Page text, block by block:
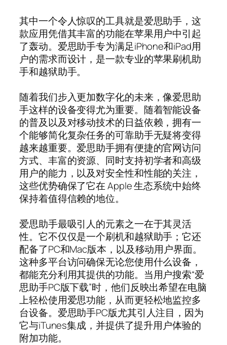
其中一个令人惊叹的工具就是爱思助手，这
款应用凭借其丰富的功能在苹果用户中引起
了轰动。爱思助手专为满足iPhone和iPad用
户的需求而设计，是一款专业的苹果刷机助
手和越狱助手。
随着我们步入更加数字化的未来，像爱思助
手这样的设备变得尤为重要。随着智能设备
的普及以及对移动技术的日益依赖，拥有一
个能够简化复杂任务的可靠助手无疑将变得
越来越重要。爱思助手拥有便捷的官网访问
方式、丰富的资源、同时支持初学者和高级
用户的能力，以及对安全性和性能的关注，
这些优势确保了它在 Apple 生态系统中始终
保持着值得信赖的地位。
爱思助手最吸引人的元素之一在于其灵活
性。它不仅仅是一个刷机和越狱助手；它还
配备了PC和Mac版本，以及移动用户界面。
这种多平台访问确保无论您使用什么设备，
都能充分利用其提供的功能。当用户搜索“爱
思助手PC版下载”时，他们反映出希望在电脑
上轻松使用爱思功能，从而更轻松地监控多
台设备。爱思助手PC版尤其引人注目，因为
它与iTunes集成，并提供了提升用户体验的
附加功能。